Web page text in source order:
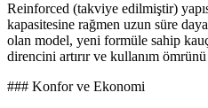
Reinforced (takviye edilmiştir)
kapasitesine rağmen uzun süre
olan model, yeni formüle sahip
direncini artırır ve kullanım ömrünü
### Konfor ve Ekonomi